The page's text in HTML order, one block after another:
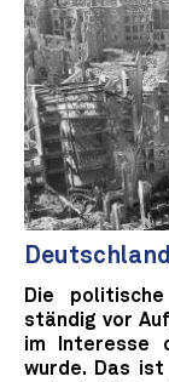
Die
ständig vor
im Interesse
wurde. Das